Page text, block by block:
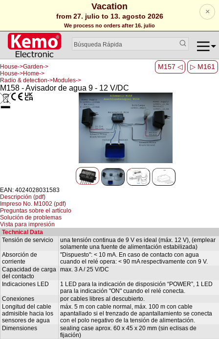
Vacation
from 27. julio to 13. agosto 2026
We process no orders after 16. julio
×
M157 ◁ ▷ M161
House->Garden->
House->Home->
Radio & detection->Modules->
M158 - Avisador de agua 9 - 12 V/DC
EAN: 4024028031583
Descripción (pdf)
Impreso No. M1002 (pdf)
Preguntas sobre el artículo
Solución de problemas
Vista para impresión
Technical Data
Tensión de servicio
una tensión continua de 9 V es ideal (máx. 12 V), (emplear
solamente una fuente de alimentación estabilizada)
Absorción de
corriente
"Dispuesto": < 10 mA. En caso de contacto con agua
cuando el relé opera: < 90 mA respectivamente con 9 V.
Capacidad de carga
del contacto
max. 3 A / 25 V/DC
Indicaciones LED
1 LED para la indicación de disposición “POWER”, 1 LED
para la indicación "ON" cuando el relé conecta.
Conexiones
por cables libres al descubierto.
Longitud del cable
admisible hacia los
sensores de agua
máx. 5 m con cable normal, máx. 100 m con cable
apantallado si el trenzado de apantallamiento se conecta
con el polo negativo de la tensión de alimentación.
Dimensiones
sealing case aprox. 60 x 45 x 20 mm (sin eclisas de
fijación)